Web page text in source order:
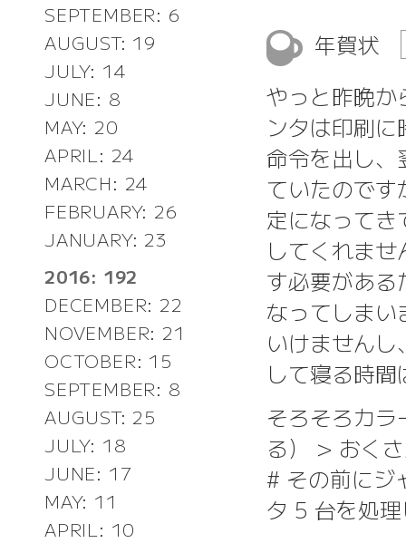
SEPTEMBER: 6
AUGUST: 19
JULY: 14
JUNE: 8
MAY: 20
APRIL: 24
MARCH: 24
FEBRUARY: 26
JANUARY: 23
2016: 192
DECEMBER: 22
NOVEMBER: 21
OCTOBER: 15
SEPTEMBER: 8
AUGUST: 25
JULY: 18
JUNE: 17
MAY: 11
APRIL: 10
年賀状
やっと昨晩
ンタは印刷
命令を出し
ていたので
定になって
してくれま
す必要があ
なってしま
いけません
して寝る時
そろそろカ
る） > おく
# その前にジ
タ 5 台を処